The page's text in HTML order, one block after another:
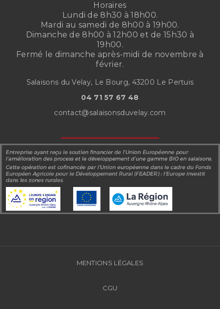
Horaires
Lundi de 8h30 à 18h00.
Mardi au samedi de 8h00 à 19h00.
Dimanche de 8h00 à 12h00 et de 15h30 à
19h00.
Fermé le dimanche après-midi de novembre à
février.
Salaisons du Velay, Le Bourg, 43200 Le Pertuis
04 71 57 67 48
contact@salaisonsduvelay.com
MENTIONS LÉGALES
CGU